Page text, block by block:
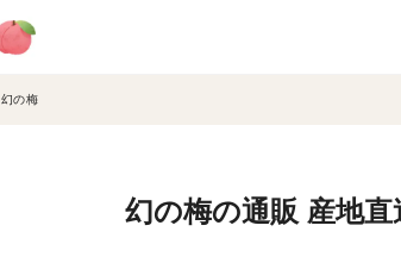
幻の梅
幻の梅の通販 産地